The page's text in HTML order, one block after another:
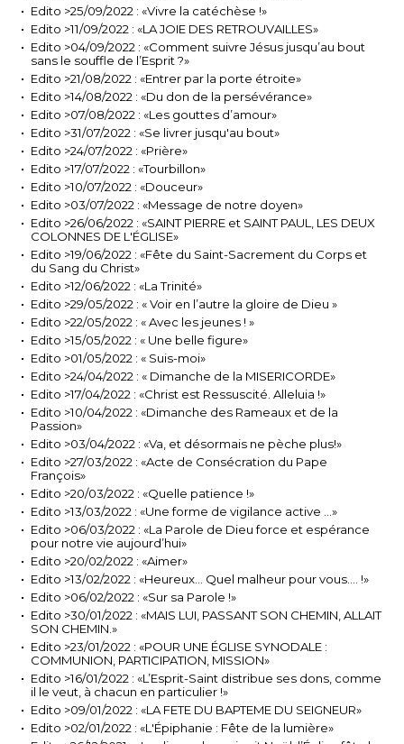
Edito >25/09/2022 : «Vivre la catéchèse !»
Edito >11/09/2022 : «LA JOIE DES RETROUVAILLES»
Edito >04/09/2022 : «Comment suivre Jésus jusqu’au bout
sans le souffle de l’Esprit ?»
Edito >21/08/2022 : «Entrer par la porte étroite»
Edito >14/08/2022 : «Du don de la persévérance»
Edito >07/08/2022 : «Les gouttes d’amour»
Edito >31/07/2022 : «Se livrer jusqu'au bout»
Edito >24/07/2022 : «Prière»
Edito >17/07/2022 : «Tourbillon»
Edito >10/07/2022 : «Douceur»
Edito >03/07/2022 : «Message de notre doyen»
Edito >26/06/2022 : «SAINT PIERRE et SAINT PAUL, LES DEUX
COLONNES DE L'ÉGLISE»
Edito >19/06/2022 : «Fête du Saint-Sacrement du Corps et
du Sang du Christ»
Edito >12/06/2022 : «La Trinité»
Edito >29/05/2022 : « Voir en l’autre la gloire de Dieu »
Edito >22/05/2022 : « Avec les jeunes ! »
Edito >15/05/2022 : « Une belle figure»
Edito >01/05/2022 : « Suis-moi»
Edito >24/04/2022 : « Dimanche de la MISERICORDE»
Edito >17/04/2022 : «Christ est Ressuscité. Alleluia !»
Edito >10/04/2022 : «Dimanche des Rameaux et de la
Passion»
Edito >03/04/2022 : «Va, et désormais ne pèche plus!»
Edito >27/03/2022 : «Acte de Consécration du Pape
François»
Edito >20/03/2022 : «Quelle patience !»
Edito >13/03/2022 : «Une forme de vigilance active ...»
Edito >06/03/2022 : «La Parole de Dieu force et espérance
pour notre vie aujourd’hui»
Edito >20/02/2022 : «Aimer»
Edito >13/02/2022 : «Heureux… Quel malheur pour vous…. !»
Edito >06/02/2022 : «Sur sa Parole !»
Edito >30/01/2022 : «MAIS LUI, PASSANT SON CHEMIN, ALLAIT
SON CHEMIN.»
Edito >23/01/2022 : «POUR UNE ÉGLISE SYNODALE :
COMMUNION, PARTICIPATION, MISSION»
Edito >16/01/2022 : «L’Esprit-Saint distribue ses dons, comme
il le veut, à chacun en particulier !»
Edito >09/01/2022 : «LA FETE DU BAPTEME DU SEIGNEUR»
Edito >02/01/2022 : «L'Épiphanie : Fête de la lumière»